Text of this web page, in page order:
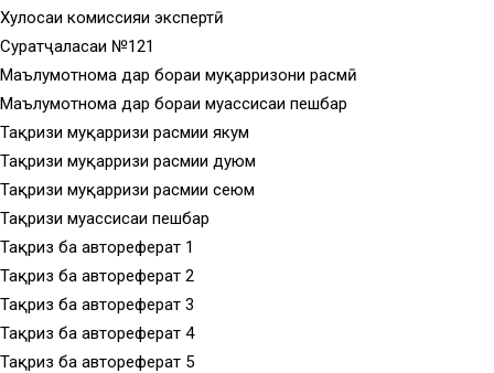
Хулосаи комиссияи экспертӣ
Суратҷаласаи №121
Маълумотнома дар бораи муқарризони расмӣ
Маълумотнома дар бораи муассисаи пешбар
Тақризи муқарризи расмии якум
Тақризи муқарризи расмии дуюм
Тақризи муқарризи расмии сеюм
Тақризи муассисаи пешбар
Тақриз ба автореферат 1
Тақриз ба автореферат 2
Тақриз ба автореферат 3
Тақриз ба автореферат 4
Тақриз ба автореферат 5